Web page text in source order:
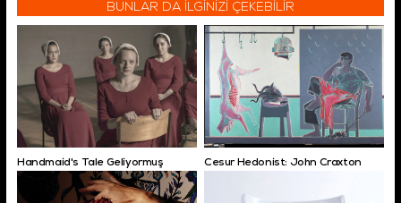
BUNLAR DA İLGİNİZİ ÇEKEBİLİR
Handmaid's Tale Geliyormuş Cesur Hedonist: John Craxton